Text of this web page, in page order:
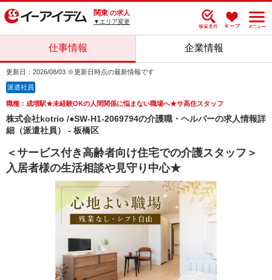
関東 の求人
▼エリア変更
仕事情報 企業情報
更新日：2026/08/03 ※更新日時点の最新情報です
派遣社員
職種：成増駅★未経験OKの人間関係に悩まない職場へ★サ高住スタッフ
株式会社kotrio /●SW-H1-2069794の介護職・ヘルパーの求人情報詳
細（派遣社員） - 板橋区
＜サービス付き高齢者向け住宅での介護スタッフ＞
入居者様の生活相談や見守り中心★